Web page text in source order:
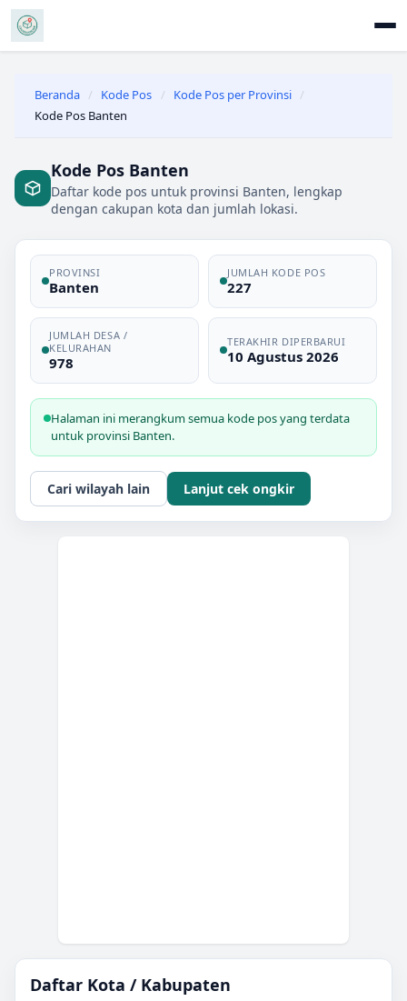
Beranda / Kode Pos / Kode Pos per Provinsi /
Kode Pos Banten
Kode Pos Banten
Daftar kode pos untuk provinsi Banten, lengkap
dengan cakupan kota dan jumlah lokasi.
PROVINSI
Banten
JUMLAH KODE POS
227
JUMLAH DESA /
KELURAHAN
978
TERAKHIR DIPERBARUI
10 Agustus 2026
Halaman ini merangkum semua kode pos yang terdata
untuk provinsi Banten.
Cari wilayah lain Lanjut cek ongkir
Daftar Kota / Kabupaten